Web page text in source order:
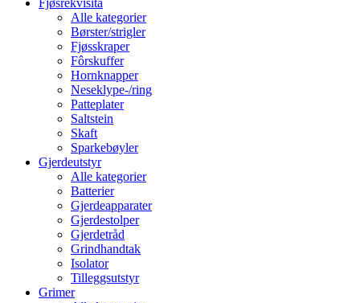
Fjøsrekvisita
Alle kategorier
Børster/strigler
Fjøsskraper
Fôrskuffer
Hornknapper
Neseklype-/ring
Patteplater
Saltstein
Skaft
Sparkebøyler
Gjerdeutstyr
Alle kategorier
Batterier
Gjerdeapparater
Gjerdestolper
Gjerdetråd
Grindhandtak
Isolator
Tilleggsutstyr
Grimer